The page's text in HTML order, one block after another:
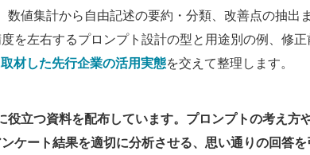
値集計から自由記述の要約・分類、改善点の抽出
を左右するプロンプト設計の型と用途別の例、修
材した先行企業の活用実態を交えて整理します。
立つ資料を配布しています。プロンプトの考え方
ケート結果を適切に分析させる、思い通りの回答